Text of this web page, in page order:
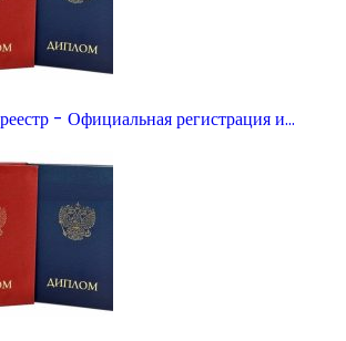
- Официальная регистрация и…